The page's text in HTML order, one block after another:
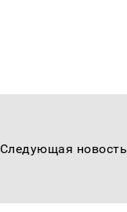
Следующая новость